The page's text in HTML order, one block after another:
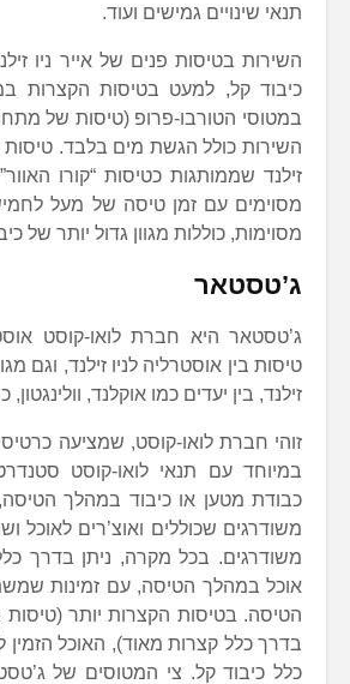
תנאי שינויים גמישים ועוד.
השירות בטיסות פנים של אייר ניו
כיבוד קל, למעט בטיסות הקצרות
השירות כולל הגשת מים בלבד. טיסות
זילנד שממותגות כטיסות “קורו
מסוימים עם זמן טיסה של מעל
מסוימות, כוללות מגוון גדול יותר של
ג’טסטאר
ג’טסטאר היא חברת לואו-קוסט
טיסות בין אוסטרליה לניו זילנד, וגם
זילנד, בין יעדים כמו אוקלנד, וולינגטון,
זוהי חברת לואו-קוסט, שמציעה
במיוחד עם תנאי לואו-קוסט
כבודת מטען או כיבוד במהלך
משודרגים שכוללים ואוצ’רים לאוכל
משודרגים. בכל מקרה, ניתן בדרך
אוכל במהלך הטיסה, עם זמינות
הטיסה. בטיסות הקצרות יותר (טיסות
בדרך כלל קצרות מאוד), האוכל
כלל כיבוד קל. צי המטוסים של